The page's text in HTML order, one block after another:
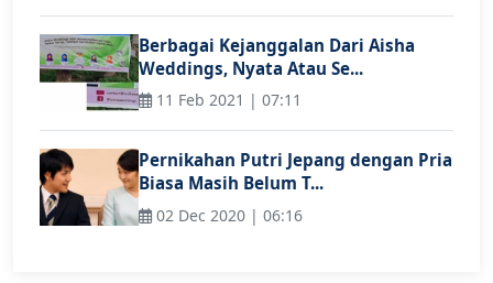
Berbagai Kejanggalan Dari Aisha
Weddings, Nyata Atau Se...
11 Feb 2021 | 07:11
Pernikahan Putri Jepang dengan Pria
Biasa Masih Belum T...
02 Dec 2020 | 06:16